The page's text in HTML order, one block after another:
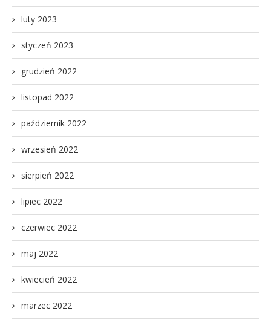
luty 2023
styczeń 2023
grudzień 2022
listopad 2022
październik 2022
wrzesień 2022
sierpień 2022
lipiec 2022
czerwiec 2022
maj 2022
kwiecień 2022
marzec 2022